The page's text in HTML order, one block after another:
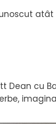
atât
Dean cu